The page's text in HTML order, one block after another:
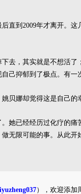
直到2009年才离开。
去，其实就是不想活
己抑郁到了极点。有一
贝娜却觉得这是自己的
她已经经历过化疗的
无限可能的事。从此开
），欢迎添加